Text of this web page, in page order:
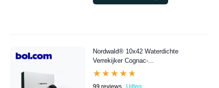
Nordwald® 10x42 Waterdichte
Verrekijker Cognac-...
★★★★★
★★★★★
99 reviews Uitleg